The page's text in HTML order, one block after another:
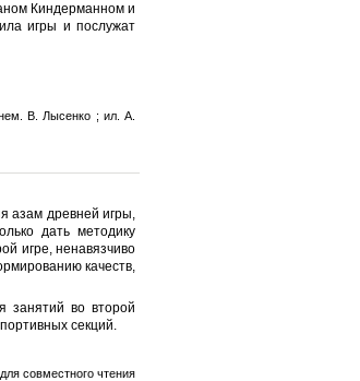
Киндерманном и
игры и послужат
В. Лысенко ; ил. А.
азам древней игры,
дать методику
игре, ненавязчиво
качеств,
занятий во второй
секций.
совместного чтения